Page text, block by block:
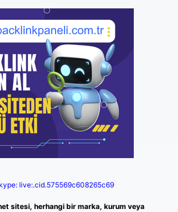
live:.cid.575569c608265c69
sitesi, herhangi bir marka, kurum veya